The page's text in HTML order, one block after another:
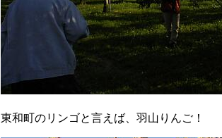
東和町のリンゴと言えば、羽山りんご！